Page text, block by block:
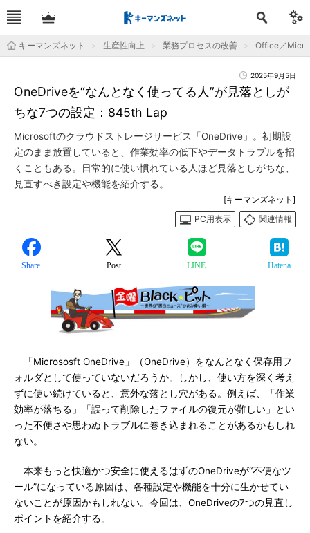
キーマンズネット 生産性向上 業務プロセスの改善 Office／
2025年9月5日
OneDriveを“なんとなく使ってる人”が見落としが
ちな7つの設定：845th Lap
Microsoftのクラウドストレージサービス「OneDrive」。初期設
定のまま放置していると、作業効率の低下やデータトラブルを招
くこともある。日常的に使い慣れている人ほど見落としがちな、
見直すべき設定や機能を紹介する。
[キーマンズネット]
PC用表示
関連情報
Share Post LINE Hatena
「Micrososft OneDrive」（OneDrive）をなんとなく保存用フ
ォルダとして使っていないだろうか。しかし、使い方を深く考え
ずに使い続けていると、意外な落とし穴がある。例えば、「作業
効率が落ちる」「誤って削除したファイルの復元が難しい」とい
った不便さや思わぬトラブルに巻き込まれることがあるかもしれ
ない。
本来もっと快適かつ安全に使えるはずのOneDriveが“不便なツ
ール”になっている原因は、各種設定や機能を十分に生かせてい
ないことが原因かもしれない。今回は、OneDriveの7つの見直し
ポイントを紹介する。